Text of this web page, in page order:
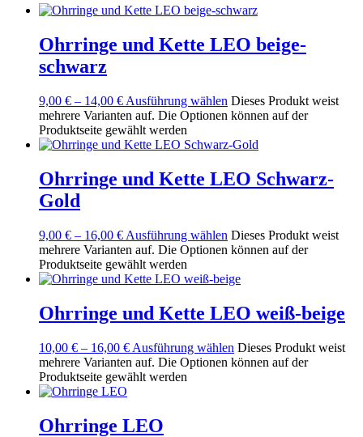
Ohrringe und Kette LEO beige-
schwarz
9,00 € – 14,00 € Ausführung wählen Dieses Produkt weist
mehrere Varianten auf. Die Optionen können auf der
Produktseite gewählt werden
Ohrringe und Kette LEO Schwarz-
Gold
9,00 € – 16,00 € Ausführung wählen Dieses Produkt weist
mehrere Varianten auf. Die Optionen können auf der
Produktseite gewählt werden
Ohrringe und Kette LEO weiß-beige
10,00 € – 16,00 € Ausführung wählen Dieses Produkt weist
mehrere Varianten auf. Die Optionen können auf der
Produktseite gewählt werden
Ohrringe LEO